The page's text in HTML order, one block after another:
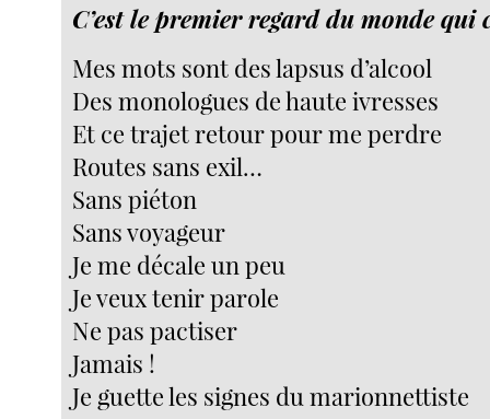
C’est le premier regard du monde qui
Mes mots sont des lapsus d’alcool
Des monologues de haute ivresses
Et ce trajet retour pour me perdre
Routes sans exil…
Sans piéton
Sans voyageur
Je me décale un peu
Je veux tenir parole
Ne pas pactiser
Jamais !
Je guette les signes du marionnettiste